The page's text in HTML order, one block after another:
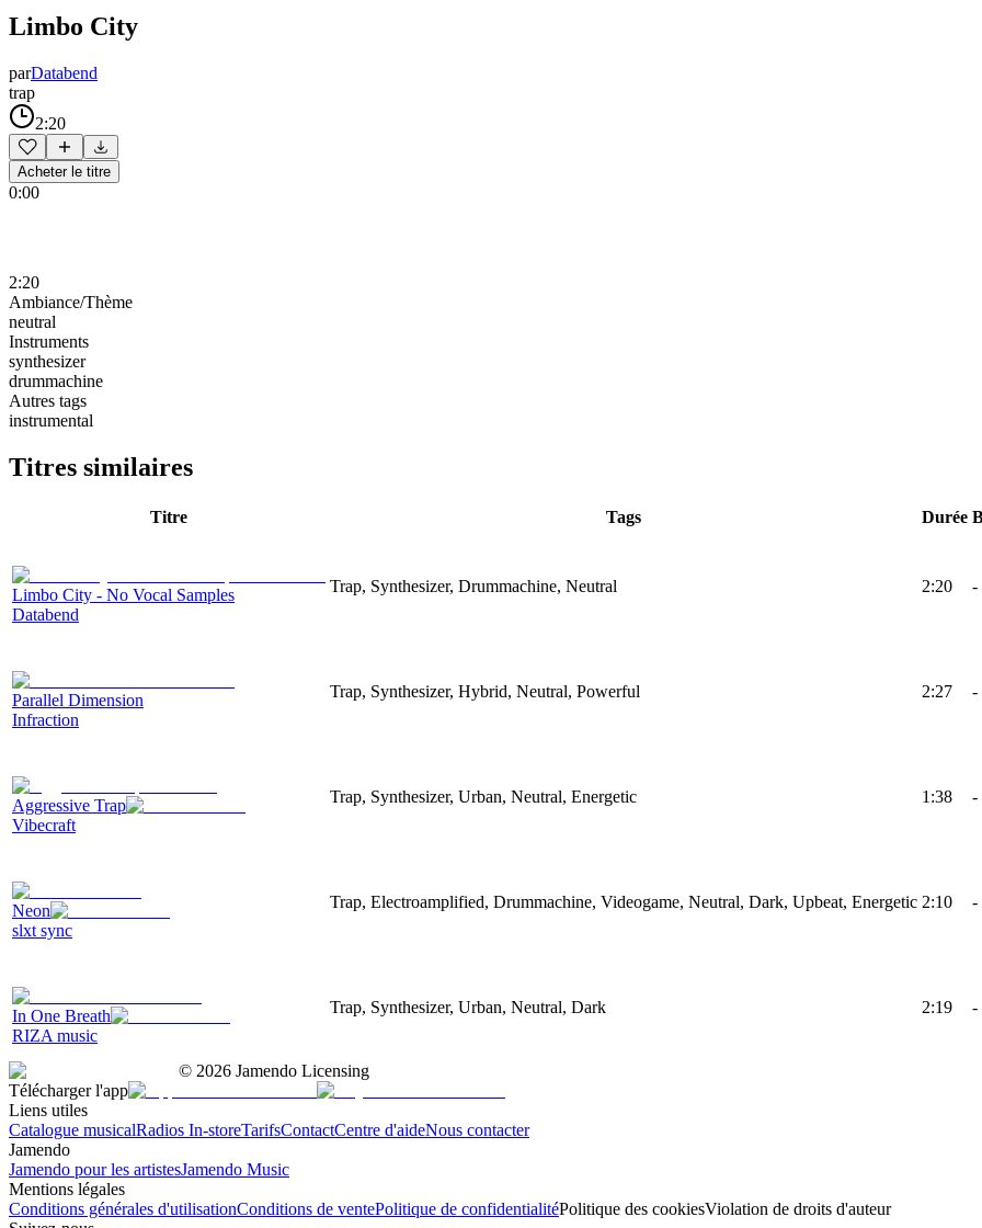
Limbo City
parDatabend
trap
2:20
Acheter le titre
0:00
2:20
Ambiance/Thème
neutral
Instruments
synthesizer
drummachine
Autres tags
instrumental
Titres similaires
Titre Tags Durée
Limbo City - No Vocal Samples
Databend
Trap, Synthesizer, Drummachine, Neutral 2:20 -
Parallel Dimension
Infraction
Trap, Synthesizer, Hybrid, Neutral, Powerful 2:27 -
Aggressive Trap
Vibecraft
Trap, Synthesizer, Urban, Neutral, Energetic 1:38 -
Neon
slxt sync
Trap, Electroamplified, Drummachine, Videogame, Neutral, Dark, Upbeat, Energetic 2:10 -
In One Breath
RIZA music
Trap, Synthesizer, Urban, Neutral, Dark 2:19 -
© 2026 Jamendo Licensing
Télécharger l'app
Liens utiles
Catalogue musicalRadios In-storeTarifsContactCentre d'aideNous contacter
Jamendo
Jamendo pour les artistesJamendo Music
Mentions légales
Conditions générales d'utilisationConditions de ventePolitique de confidentialitéPolitique des cookiesViolation de droits d'auteur